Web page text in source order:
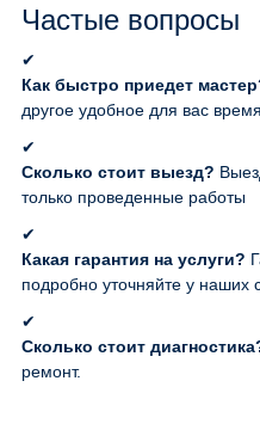
Частые вопросы
✔
Как быстро приедет
другое удобное для вас время.
✔
Сколько стоит выезд?
только проведенные работы
✔
Какая гарантия на услуги?
подробно уточняйте у наших
✔
Сколько стоит
ремонт.